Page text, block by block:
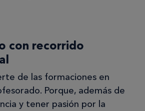
con recorrido
de las formaciones en
Porque, además de
y tener pasión por la